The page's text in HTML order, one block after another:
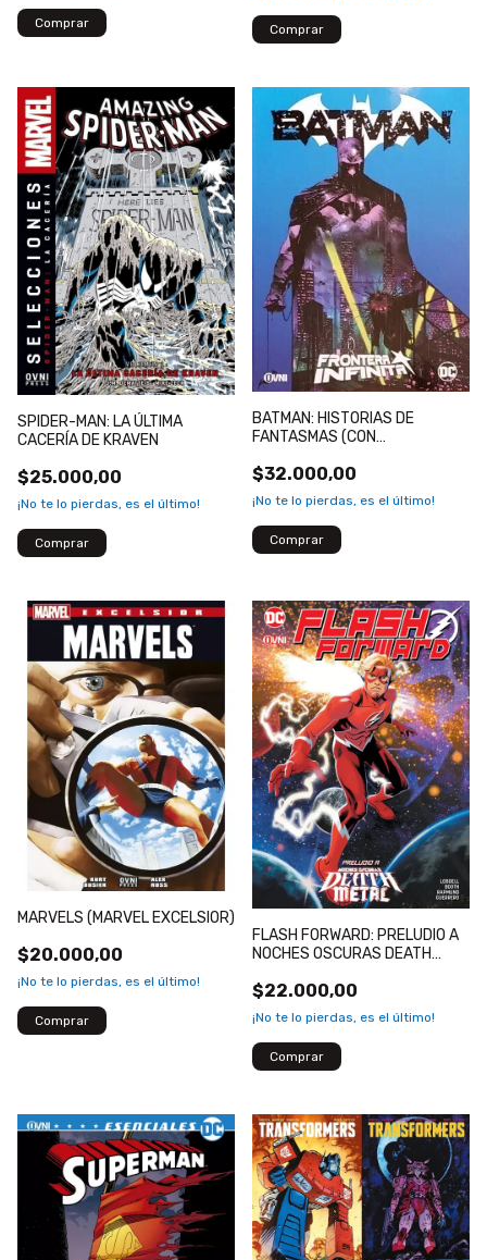
SPIDER-MAN: LA ÚLTIMA
CACERÍA DE KRAVEN
$25.000,00
¡No te lo pierdas, es el último!
BATMAN: HISTORIAS DE
FANTASMAS (CON
FRONTERA INFINITA)
$32.000,00
¡No te lo pierdas, es el último!
MARVELS (MARVEL EXCELSIOR)
$20.000,00
¡No te lo pierdas, es el último!
FLASH FORWARD: PRELUDIO A
NOCHES OSCURAS DEATH
$22.000,00
¡No te lo pierdas, es el último!